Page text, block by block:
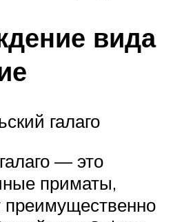
вида
галаго
— это
приматы,
преимущественно